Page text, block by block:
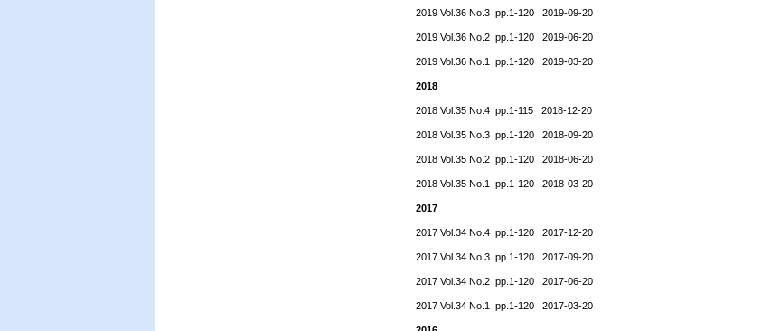
2019 Vol.36 No.3 pp.1-120 2019-09-20
2019 Vol.36 No.2 pp.1-120 2019-06-20
2019 Vol.36 No.1 pp.1-120 2019-03-20
2018
2018 Vol.35 No.4 pp.1-115 2018-12-20
2018 Vol.35 No.3 pp.1-120 2018-09-20
2018 Vol.35 No.2 pp.1-120 2018-06-20
2018 Vol.35 No.1 pp.1-120 2018-03-20
2017
2017 Vol.34 No.4 pp.1-120 2017-12-20
2017 Vol.34 No.3 pp.1-120 2017-09-20
2017 Vol.34 No.2 pp.1-120 2017-06-20
2017 Vol.34 No.1 pp.1-120 2017-03-20